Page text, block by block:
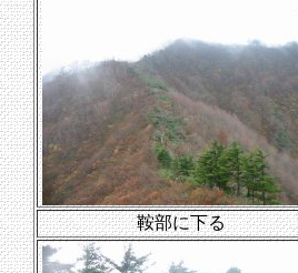
鞍部に下る